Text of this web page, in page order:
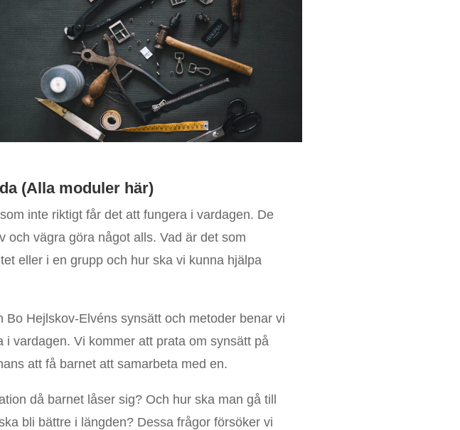
(Alla moduler här)
inte riktigt får det att fungera i vardagen. De
och vägra göra något alls. Vad är det som
eller i en grupp och hur ska vi kunna hjälpa
Hejlskov-Elvéns synsätt och metoder benar vi
vardagen. Vi kommer att prata om synsätt på
att få barnet att samarbeta med en.
då barnet låser sig? Och hur ska man gå till
bli bättre i längden? Dessa frågor försöker vi